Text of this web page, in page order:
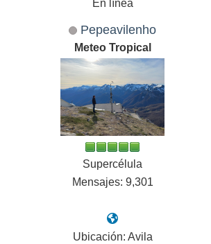
En línea
Pepeavilenho
Meteo Tropical
Supercélula
Mensajes: 9,301
Ubicación: Avila